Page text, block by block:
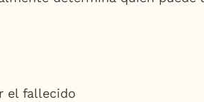
el fallecido